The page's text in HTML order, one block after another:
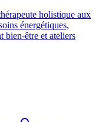
holistique aux
énergétiques,
bien‑être et ateliers